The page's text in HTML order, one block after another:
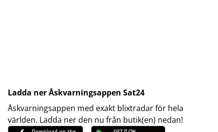
Ladda ner Åskvarningsappen Sat24
Åskvarningsappen med exakt blixtradar för hela
världen. Ladda ner den nu från butik(en) nedan!